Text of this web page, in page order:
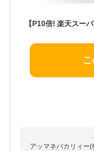
アッマネバカリィー